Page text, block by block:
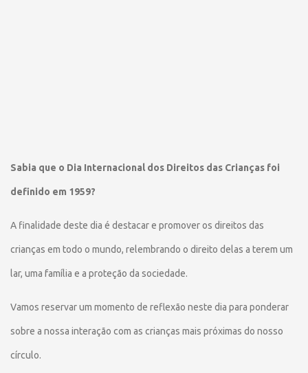
Sabia que o Dia Internacional dos Direitos das Crianças foi
definido em 1959?
A finalidade deste dia é destacar e promover os direitos das
crianças em todo o mundo, relembrando o direito delas a terem um
lar, uma família e a proteção da sociedade.
Vamos reservar um momento de reflexão neste dia para ponderar
sobre a nossa interação com as crianças mais próximas do nosso
círculo.